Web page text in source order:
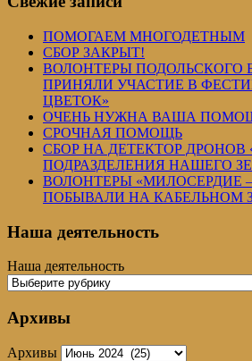
ПОМОГАЕМ МНОГОДЕТНЫМ
СБОР ЗАКРЫТ!
ВОЛОНТЕРЫ ПОДОЛЬСКОГО
ПРИНЯЛИ УЧАСТИЕ В
ЦВЕТОК»
ОЧЕНЬ НУЖНА ВАША
СРОЧНАЯ ПОМОЩЬ
СБОР НА ДЕТЕКТОР ДРОНОВ
ПОДРАЗДЕЛЕНИЯ НАШЕГО
ВОЛОНТЕРЫ «МИЛОСЕРДИЕ
ПОБЫВАЛИ НА КАБЕЛЬНОМ
Наша деятельность
Наша деятельность
Архивы
Архивы